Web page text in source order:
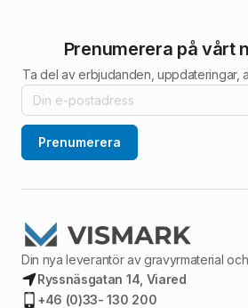
Prenumerera på vårt
Ta del av erbjudanden, uppdateringar,
Prenumerera
Din nya leverantör av gravyrmaterial
Ryssnäsgatan 14, Viared
+46 (0)33- 130 200